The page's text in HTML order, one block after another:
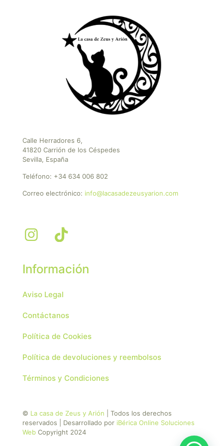
Calle Herradores 6,
41820 Carrión de los Céspedes
Sevilla, España
Teléfono: +34 634 006 802
Correo electrónico: info@lacasadezeusyarion.com
Información
Aviso Legal
Contáctanos
Política de Cookies
Política de devoluciones y reembolsos
Términos y Condiciones
© La casa de Zeus y Arión | Todos los derechos
reservados | Desarrollado por iBérica Online Soluciones
Web Copyright 2024